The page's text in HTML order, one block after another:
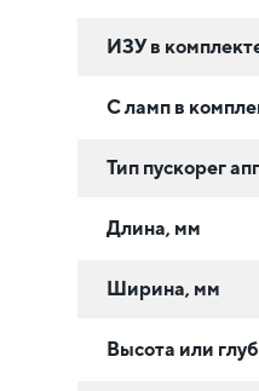
ИЗУ в
С ламп в
Тип пускорег
Длина, мм
Ширина, мм
Высота или